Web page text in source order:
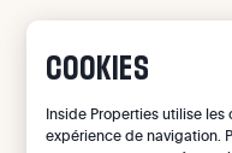
©2026Inside
COOKIES
Inside Properties utilise
expérience de navigation.